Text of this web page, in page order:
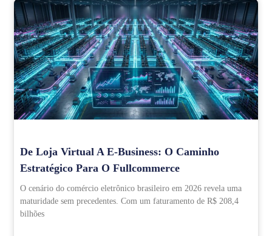
De Loja Virtual A E-Business: O Caminho
Estratégico Para O Fullcommerce
O cenário do comércio eletrônico brasileiro em 2026 revela uma
maturidade sem precedentes. Com um faturamento de R$ 208,4
bilhões